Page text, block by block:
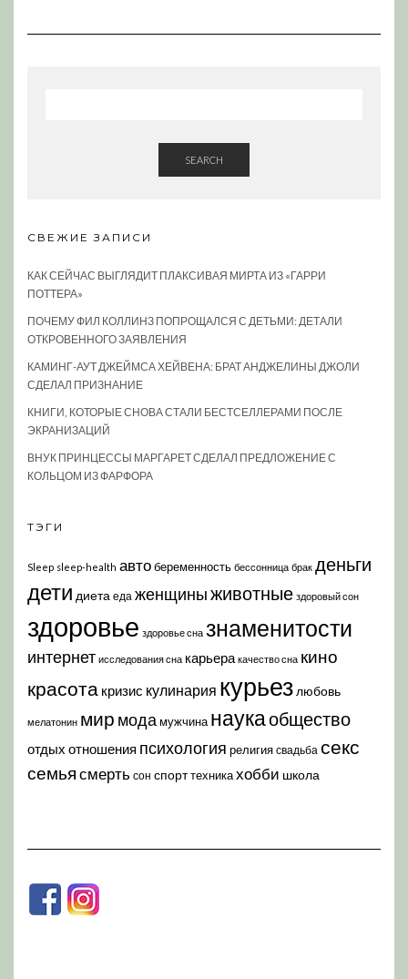
SEARCH
СВЕЖИЕ ЗАПИСИ
КАК СЕЙЧАС ВЫГЛЯДИТ ПЛАКСИВАЯ МИРТА ИЗ «ГАРРИ
ПОТТЕРА»
ПОЧЕМУ ФИЛ КОЛЛИНЗ ПОПРОЩАЛСЯ С ДЕТЬМИ: ДЕТАЛИ
ОТКРОВЕННОГО ЗАЯВЛЕНИЯ
КАМИНГ-АУТ ДЖЕЙМСА ХЕЙВЕНА: БРАТ АНДЖЕЛИНЫ ДЖОЛИ
СДЕЛАЛ ПРИЗНАНИЕ
КНИГИ, КОТОРЫЕ СНОВА СТАЛИ БЕСТСЕЛЛЕРАМИ ПОСЛЕ
ЭКРАНИЗАЦИЙ
ВНУК ПРИНЦЕССЫ МАРГАРЕТ СДЕЛАЛ ПРЕДЛОЖЕНИЕ С
КОЛЬЦОМ ИЗ ФАРФОРА
ТЭГИ
Sleep sleep-health автобеременность бессонница брак деньги
дети диета еда женщиныживотные здоровый сон
здоровье здоровье сна знаменитости
интернет исследования сна карьера качество сна кино
красота кризис кулинария курьез любовь
мелатонин мир модамужчина наукаобщество
отдых отношения психология религия свадьба секс
семья смерть сон спорттехникахобби школа